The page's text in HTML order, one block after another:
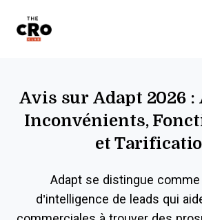
Avis sur Adapt 2026 :
Inconvénients,
et
Adapt se distingue comme
d’intelligence de leads qui